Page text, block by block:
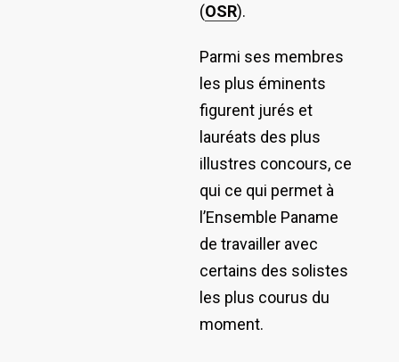
(OSR).
Parmi ses membres
les plus éminents
figurent jurés et
lauréats des plus
illustres concours, ce
qui ce qui permet à
l’Ensemble Paname
de travailler avec
certains des solistes
les plus courus du
moment.